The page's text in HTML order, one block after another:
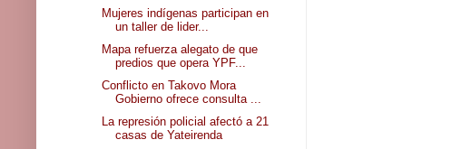
Mujeres indígenas participan en
un taller de lider...
Mapa refuerza alegato de que
predios que opera YPF...
Conflicto en Takovo Mora
Gobierno ofrece consulta ...
La represión policial afectó a 21
casas de Yateirenda